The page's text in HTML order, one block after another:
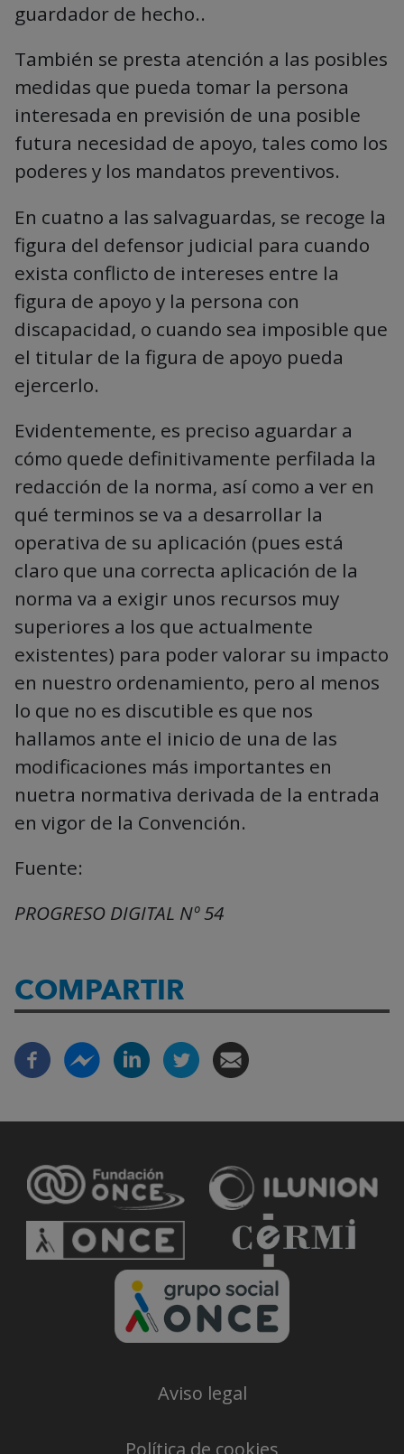
guardador de hecho..
También se presta atención a las posibles
medidas que pueda tomar la persona
interesada en previsión de una posible
futura necesidad de apoyo, tales como los
poderes y los mandatos preventivos.
En cuatno a las salvaguardas, se recoge la
figura del defensor judicial para cuando
exista conflicto de intereses entre la
figura de apoyo y la persona con
discapacidad, o cuando sea imposible que
el titular de la figura de apoyo pueda
ejercerlo.
Evidentemente, es preciso aguardar a
cómo quede definitivamente perfilada la
redacción de la norma, así como a ver en
qué terminos se va a desarrollar la
operativa de su aplicación (pues está
claro que una correcta aplicación de la
norma va a exigir unos recursos muy
superiores a los que actualmente
existentes) para poder valorar su impacto
en nuestro ordenamiento, pero al menos
lo que no es discutible es que nos
hallamos ante el inicio de una de las
modificaciones más importantes en
nuetra normativa derivada de la entrada
en vigor de la Convención.
Fuente:
PROGRESO DIGITAL Nº 54
COMPARTIR
Aviso legal